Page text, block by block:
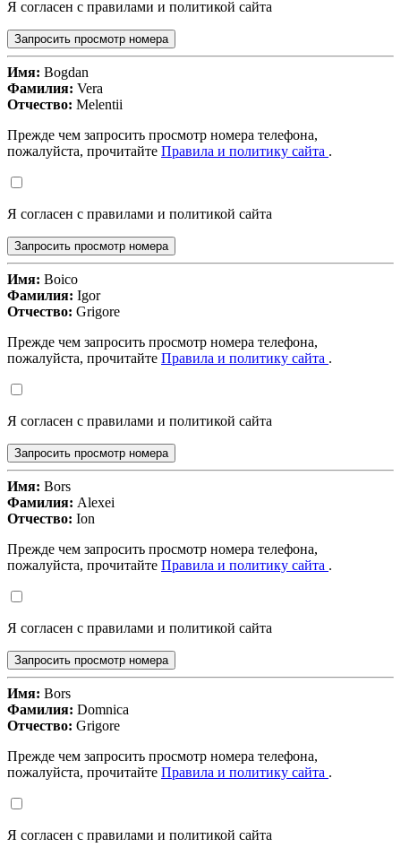
Я согласен с правилами и политикой сайта
Запросить просмотр номера
Имя: Bogdan
Фамилия: Vera
Отчество: Melentii
Прежде чем запросить просмотр номера телефона,
пожалуйста, прочитайте Правила и политику сайта .
Я согласен с правилами и политикой сайта
Запросить просмотр номера
Имя: Boico
Фамилия: Igor
Отчество: Grigore
Прежде чем запросить просмотр номера телефона,
пожалуйста, прочитайте Правила и политику сайта .
Я согласен с правилами и политикой сайта
Запросить просмотр номера
Имя: Bors
Фамилия: Alexei
Отчество: Ion
Прежде чем запросить просмотр номера телефона,
пожалуйста, прочитайте Правила и политику сайта .
Я согласен с правилами и политикой сайта
Запросить просмотр номера
Имя: Bors
Фамилия: Domnica
Отчество: Grigore
Прежде чем запросить просмотр номера телефона,
пожалуйста, прочитайте Правила и политику сайта .
Я согласен с правилами и политикой сайта